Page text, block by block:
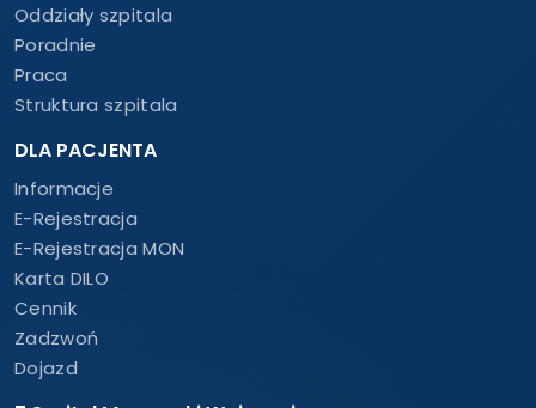
Oddziały szpitala
Poradnie
Praca
Struktura szpitala
DLA PACJENTA
Informacje
E-Rejestracja
E-Rejestracja MON
Karta DILO
Cennik
Zadzwoń
Dojazd